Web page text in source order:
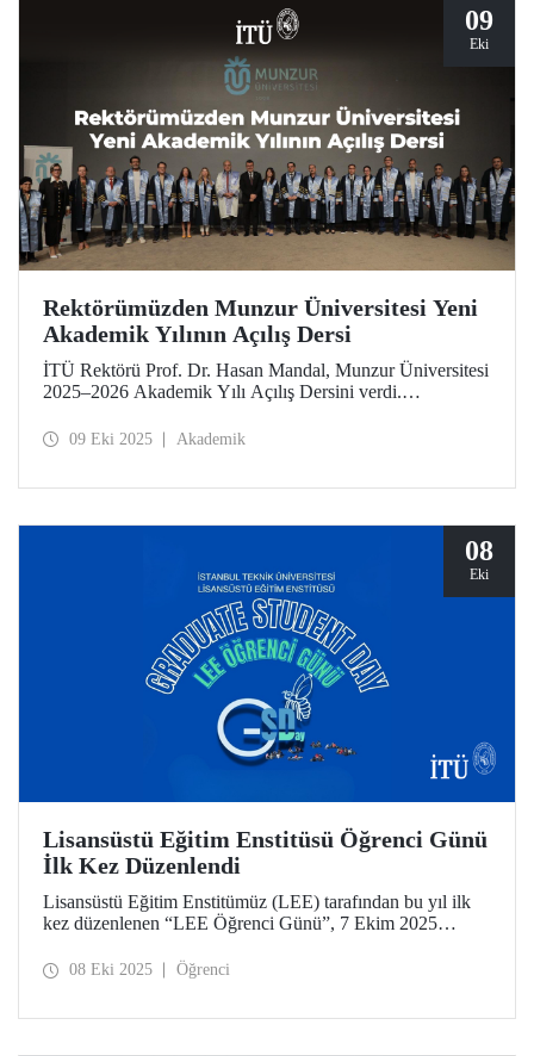
09
Eki
Rektörümüzden Munzur Üniversitesi Yeni
Akademik Yılının Açılış Dersi
İTÜ Rektörü Prof. Dr. Hasan Mandal, Munzur Üniversitesi
2025–2026 Akademik Yılı Açılış Dersini verdi.
olmak üzere Munzur’un sahip olduğu ortamın bilimsel
09 Eki 2025 Akademik
08
Eki
Lisansüstü Eğitim Enstitüsü Öğrenci Günü
İlk Kez Düzenlendi
Lisansüstü Eğitim Enstitümüz (LEE) tarafından bu yıl ilk
kez düzenlenen “LEE Öğrenci Günü”, 7 Ekim 2025
(SDKM) düzenlendi.
08 Eki 2025 Öğrenci